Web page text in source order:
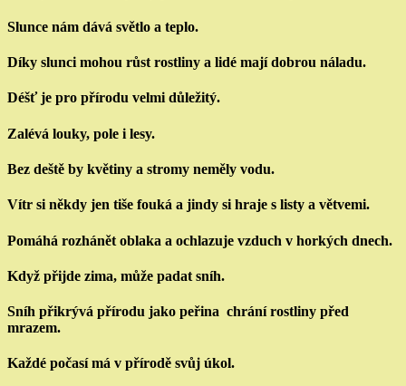
Slunce nám dává světlo a teplo.
Díky slunci mohou růst rostliny a lidé mají dobrou náladu.
Déšť je pro přírodu velmi důležitý.
Zalévá louky, pole i lesy.
Bez deště by květiny a stromy neměly vodu.
Vítr si někdy jen tiše fouká a jindy si hraje s listy a větvemi.
Pomáhá rozhánět oblaka a ochlazuje vzduch v horkých dnech.
Když přijde zima, může padat sníh.
Sníh přikrývá přírodu jako peřina chrání rostliny před
mrazem.
Každé počasí má v přírodě svůj úkol.